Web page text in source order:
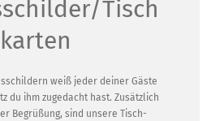
Tisch
karten
weiß jeder deiner Gäste
du ihm zugedacht hast. Zusätzlich
Begrüßung, sind unsere Tisch-